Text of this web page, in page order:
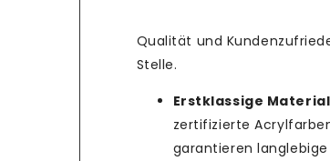
Qualität und
Stelle.
Erstklassige
zertifizierte
garantieren langlebige